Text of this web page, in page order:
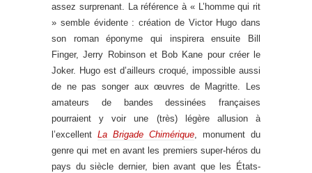
assez surprenant. La référence à « L’homme qui rit
» semble évidente : création de Victor Hugo dans
son roman éponyme qui inspirera ensuite Bill
Finger, Jerry Robinson et Bob Kane pour créer le
Joker. Hugo est d’ailleurs croqué, impossible aussi
de ne pas songer aux œuvres de Magritte. Les
amateurs de bandes dessinées françaises
pourraient y voir une (très) légère allusion à
l’excellent La Brigade Chimérique, monument du
genre qui met en avant les premiers super-héros du
pays du siècle dernier, bien avant que les États-